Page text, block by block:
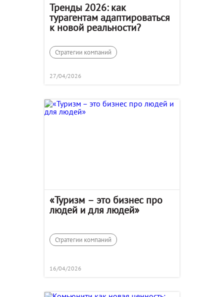
Тренды 2026: как
турагентам адаптироваться
к новой реальности?
Стратегии компаний
27/04/2026
«Туризм – это бизнес про
людей и для людей»
Стратегии компаний
16/04/2026